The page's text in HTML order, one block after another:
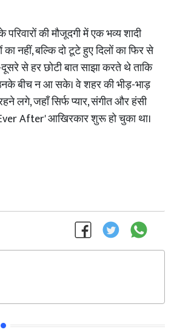
परिवारों की मौजूदगी में एक भव्य शादी
का नहीं, बल्कि दो टूटे हुए दिलों का फिर से
से हर छोटी बात साझा करते थे ताकि
बीच न आ सके। वे शहर की भीड़-भाड़
लगे, जहाँ सिर्फ प्यार, संगीत और हंसी
After' आखिरकार शुरू हो चुका था।